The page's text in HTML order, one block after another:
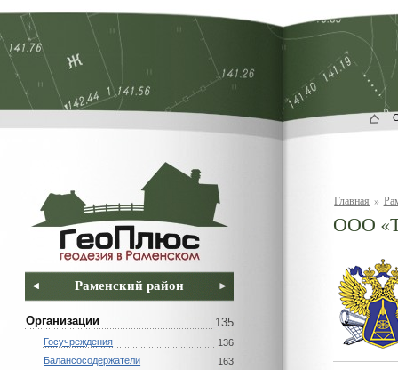
Раменский район
Организации 135
Госучреждения
136
Балансосодержатели
163
Главная »
ООО